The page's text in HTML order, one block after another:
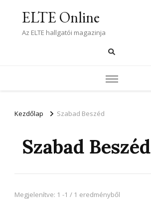
ELTE Online
Az ELTE hallgatói magazinja
Kezdőlap Szabad Beszéd
Szabad Beszéd
Megjelenítve: 1 -1 / 1 eredményből